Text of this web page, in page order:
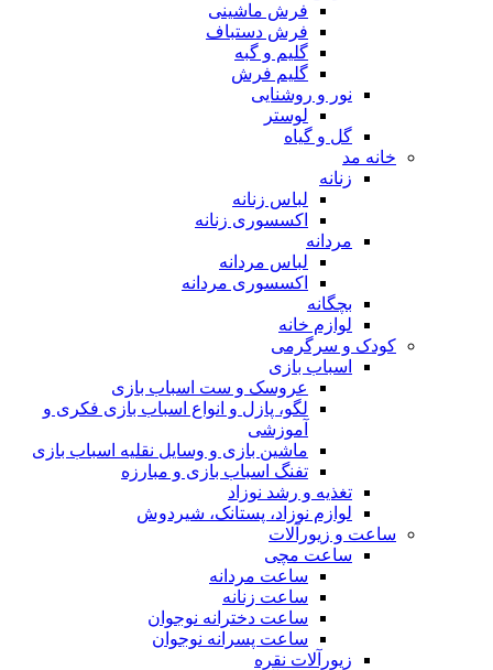
فرش ماشینی
فرش دستباف
گلیم و گبه
گلیم فرش
نور و روشنایی
لوستر
گل و گیاه
خانه مد
زنانه
لباس زنانه
اکسسوری زنانه
مردانه
لباس مردانه
اکسسوری مردانه
بچگانه
لوازم خانه
کودک و سرگرمی
اسباب بازی
عروسک و ست اسباب بازی
لگو، پازل و انواع اسباب بازی فکری و
آموزشی
ماشین بازی و وسایل نقلیه اسباب بازی
تفنگ اسباب بازی و مبارزه
تغذیه و رشد نوزاد
لوازم نوزاد، پستانک، شیردوش
ساعت و زیور‌آلات
ساعت مچی
ساعت مردانه
ساعت زنانه
ساعت دخترانه نوجوان
ساعت پسرانه نوجوان
زیورآلات نقره